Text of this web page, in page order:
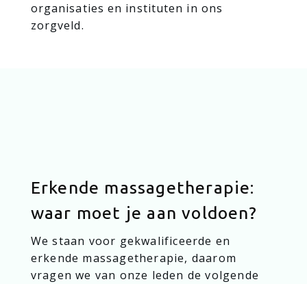
organisaties en instituten in ons
zorgveld.
Erkende massagetherapie:
waar moet je aan voldoen?
We staan voor gekwalificeerde en
erkende massagetherapie, daarom
vragen we van onze leden de volgende